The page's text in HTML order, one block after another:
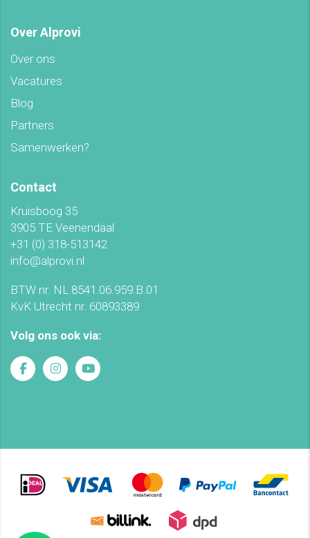
Over Alprovi
Over ons
Vacatures
Blog
Partners
Samenwerken?
Contact
Kruisboog 35
3905 TE Veenendaal
+31 (0) 318-513142
info@alprovi.nl
BTW nr. NL 8541.06.959.B.01
KvK Utrecht nr. 60893389
Volg ons ook via: